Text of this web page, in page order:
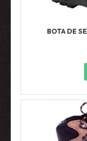
BOTA DE